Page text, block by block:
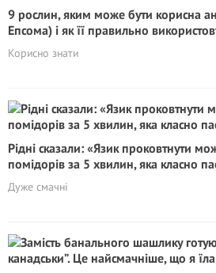
9 рослин, яким може бути корисна
Епсома) і як її правильно
Корисно знати
Рідні сказали: «Язик проковтнути
помідорів за 5 хвилин, яка класно
Дуже смачні